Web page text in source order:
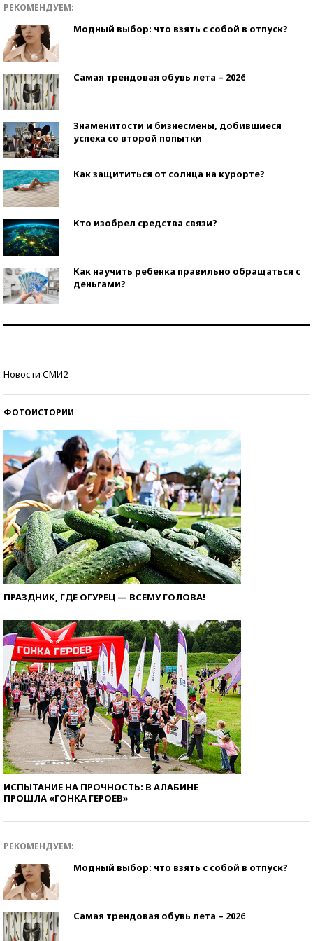
РЕКОМЕНДУЕМ:
Модный выбор: что взять с собой в отпуск?
Самая трендовая обувь лета – 2026
Знаменитости и бизнесмены, добившиеся
успеха со второй попытки
Как защититься от солнца на курорте?
Кто изобрел средства связи?
Как научить ребенка правильно обращаться с
деньгами?
Новости СМИ2
ФОТОИСТОРИИ
ПРАЗДНИК, ГДЕ ОГУРЕЦ — ВСЕМУ ГОЛОВА!
ИСПЫТАНИЕ НА ПРОЧНОСТЬ: В АЛАБИНЕ
ПРОШЛА «ГОНКА ГЕРОЕВ»
РЕКОМЕНДУЕМ:
Модный выбор: что взять с собой в отпуск?
Самая трендовая обувь лета – 2026